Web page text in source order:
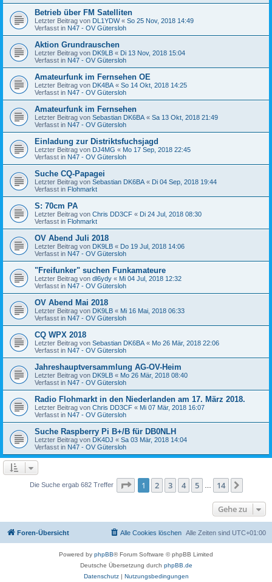
Betrieb über FM Satelliten
Letzter Beitrag von DL1YDW« So 25 Nov, 2018 14:49
Verfasst in N47 - OV Gütersloh
Aktion Grundrauschen
Letzter Beitrag von DK9LB « Di 13 Nov, 2018 15:04
Verfasst in N47 - OV Gütersloh
Amateurfunk im Fernsehen OE
Letzter Beitrag von DK4BA « So 14 Okt, 2018 14:25
Verfasst in N47 - OV Gütersloh
Amateurfunk im Fernsehen
Letzter Beitrag von Sebastian DK6BA « Sa 13 Okt, 2018 21:49
Verfasst in N47 - OV Gütersloh
Einladung zur Distriktsfuchsjagd
Letzter Beitrag von DJ4MG « Mo 17 Sep, 2018 22:45
Verfasst in N47 - OV Gütersloh
Suche CQ-Papagei
Letzter Beitrag von Sebastian DK6BA « Di 04 Sep, 2018 19:44
Verfasst in Flohmarkt
S: 70cm PA
Letzter Beitrag von Chris DD3CF « Di 24 Jul, 2018 08:30
Verfasst in Flohmarkt
OV Abend Juli 2018
Letzter Beitrag von DK9LB « Do 19 Jul, 2018 14:06
Verfasst in N47 - OV Gütersloh
"Freifunker" suchen Funkamateure
Letzter Beitrag von dl6ydy « Mi 04 Jul, 2018 12:32
Verfasst in N47 - OV Gütersloh
OV Abend Mai 2018
Letzter Beitrag von DK9LB « Mi 16 Mai, 2018 06:33
Verfasst in N47 - OV Gütersloh
CQ WPX 2018
Letzter Beitrag von Sebastian DK6BA « Mo 26 Mär, 2018 22:06
Verfasst in N47 - OV Gütersloh
Jahreshauptversammlung AG-OV-Heim
Letzter Beitrag von DK9LB « Mo 26 Mär, 2018 08:40
Verfasst in N47 - OV Gütersloh
Radio Flohmarkt in den Niederlanden am 17. März 2018.
Letzter Beitrag von Chris DD3CF « Mi 07 Mär, 2018 16:07
Verfasst in N47 - OV Gütersloh
Suche Raspberry Pi B+/B für DB0NLH
Letzter Beitrag von DK4DJ « Sa 03 Mär, 2018 14:04
Verfasst in N47 - OV Gütersloh
Die Suche ergab 682 Treffer Seite 1von 14
1 2 3 4 5 14
Gehe zu
Foren-Übersicht Alle Zeiten sind UTC+01:00
Alle Cookies löschen
Powered by phpBB® Forum Software © phpBB Limited
Deutsche Übersetzung durch phpBB.de
Datenschutz| Nutzungsbedingungen